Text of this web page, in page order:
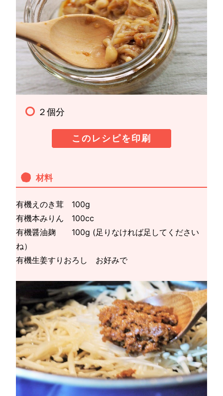
２個分
このレシピを印刷
材料
有機えのき茸 100g
有機本みりん 100cc
有機醤油麹 100g (足りなければ足してください
ね）
有機生姜すりおろし お好みで